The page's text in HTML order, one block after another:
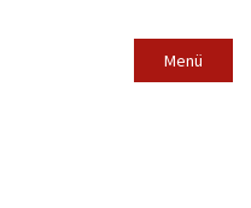
Main Menu
Menü